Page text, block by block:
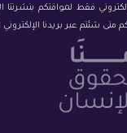
فقط لموافتكم بنشرتنا
متى شئتم عبر بريدنا